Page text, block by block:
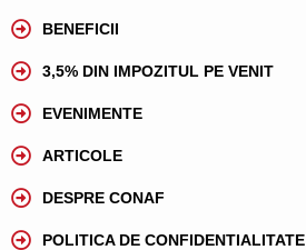
BENEFICII
3,5% DIN IMPOZITUL PE VENIT
EVENIMENTE
ARTICOLE
DESPRE CONAF
POLITICA DE CONFIDENTIALITATE